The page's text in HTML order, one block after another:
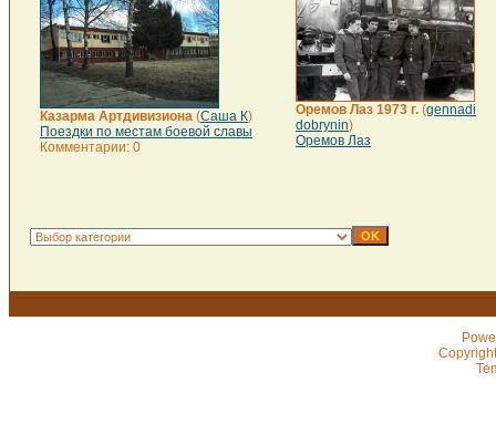
Казарма Артдивизиона (Саша К)
Поездки по местам боевой славы
Комментарии: 0
Оремов Лаз 1973 г. (gennadi
dobrynin)
Оремов Лаз